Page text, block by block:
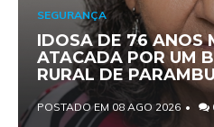
SEGURANÇA
IDOSA DE 76 ANOS
ATACADA POR UM
RURAL DE PARAMBU
POSTADO EM 08 AGO 2026